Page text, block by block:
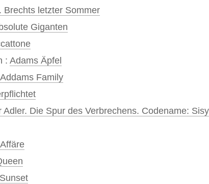
Brechts letzter Sommer
Giganten
: Adams Äpfel
Family
Adler. Die Spur des Verbrechens. Codename: